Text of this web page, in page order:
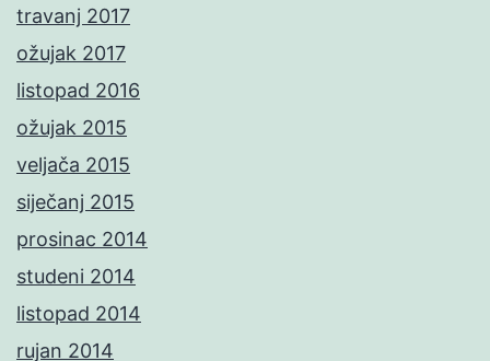
travanj 2017
ožujak 2017
listopad 2016
ožujak 2015
veljača 2015
siječanj 2015
prosinac 2014
studeni 2014
listopad 2014
rujan 2014